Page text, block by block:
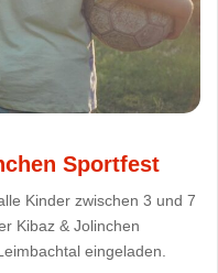
Sportfest
Kinder zwischen 3 und 7
Kibaz & Jolinchen
eingeladen.